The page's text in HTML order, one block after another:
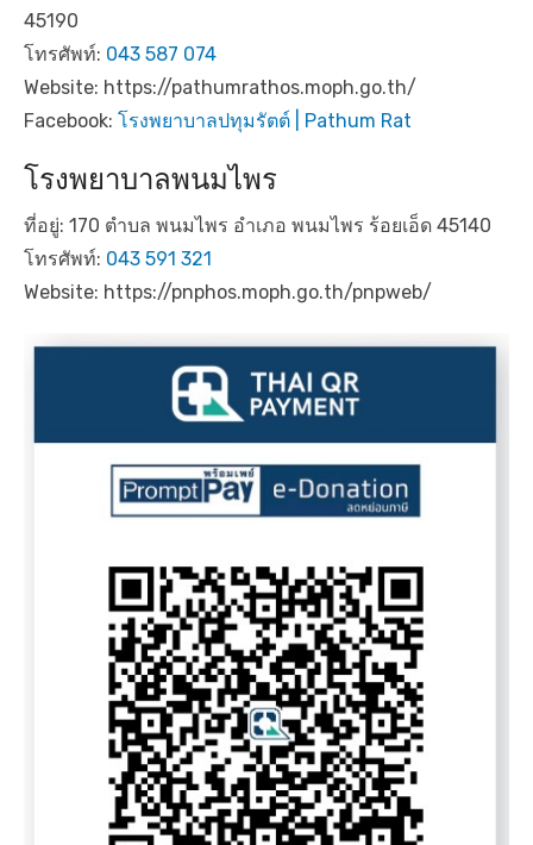
45190
โทรศัพท์: 043 587 074
Website: https://pathumrathos.moph.go.th/
Facebook: โรงพยาบาลปทุมรัตต์ | Pathum Rat
โรงพยาบาลพนมไพร
ที่อยู่: 170 ตำบล พนมไพร อำเภอ พนมไพร ร้อยเอ็ด 45140
โทรศัพท์: 043 591 321
Website: https://pnphos.moph.go.th/pnpweb/